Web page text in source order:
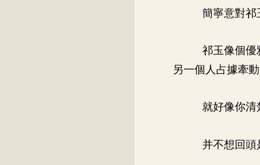
簡寧意對祁
祁玉像個
另一個人占據牽
就好像你清
并不想回頭